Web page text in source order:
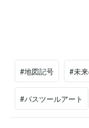
#地図記号 #未
#パスツールアート